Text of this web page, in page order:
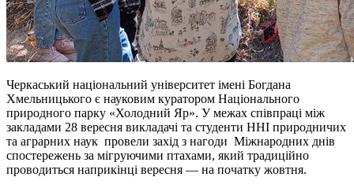
Черкаський національний університет імені Богдана
Хмельницького є науковим куратором Національного
природного парку «Холодний Яр». У межах співпраці між
закладами 28 вересня викладачі та студенти ННІ природничих
та аграрних наук провели захід з нагоди Міжнародних днів
спостережень за мігруючими птахами, який традиційно
проводиться наприкінці вересня — на початку жовтня.